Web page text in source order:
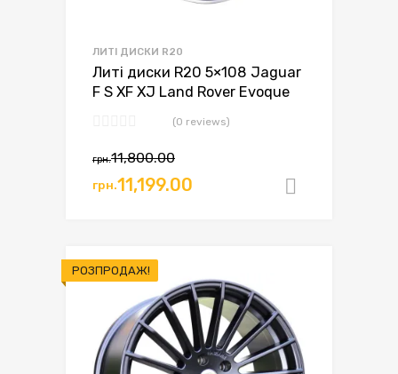
ЛИТІ ДИСКИ R20
Литі диски R20 5×108 Jaguar
F S XF XJ Land Rover Evoque
(0 reviews)
грн.11,800.00
грн.11,199.00
РОЗПРОДАЖ!